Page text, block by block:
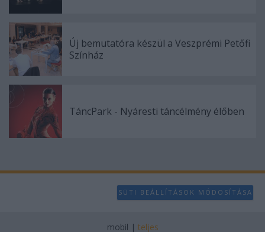
Új bemutatóra készül a Veszprémi Petőfi
Színház
TáncPark - Nyáresti táncélmény élőben
SÜTI BEÁLLÍTÁSOK MÓDOSÍTÁSA
mobil | teljes